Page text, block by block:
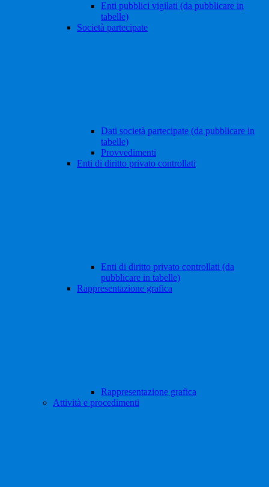
Enti pubblici vigilati (da pubblicare in
tabelle)
Società partecipate
Dati società partecipate (da pubblicare in
tabelle)
Provvedimenti
Enti di diritto privato controllati
Enti di diritto privato controllati (da
pubblicare in tabelle)
Rappresentazione grafica
Rappresentazione grafica
Attività e procedimenti